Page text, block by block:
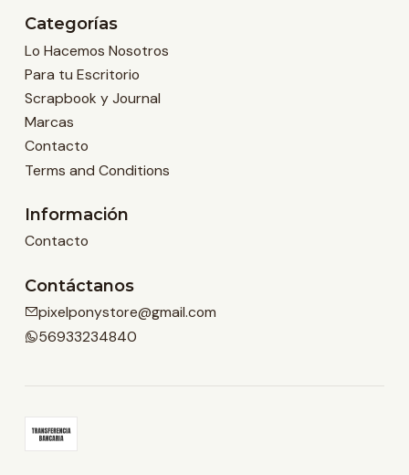
Categorías
Lo Hacemos Nosotros
Para tu Escritorio
Scrapbook y Journal
Marcas
Contacto
Terms and Conditions
Información
Contacto
Contáctanos
pixelponystore@gmail.com
56933234840